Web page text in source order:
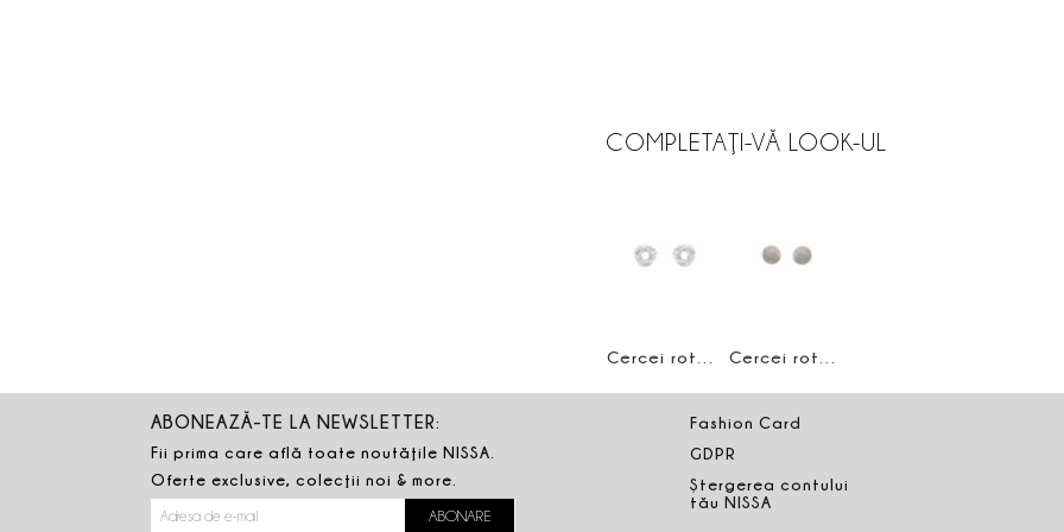
COMPLETAŢI-VĂ LOOK-UL
ABONEAZĂ-TE LA NEWSLETTER:
Fii prima care află toate noutăţile NISSA.
Oferte exclusive, colecţii noi & more.
Fashion Card
GDPR
Ștergerea contului
tău NISSA